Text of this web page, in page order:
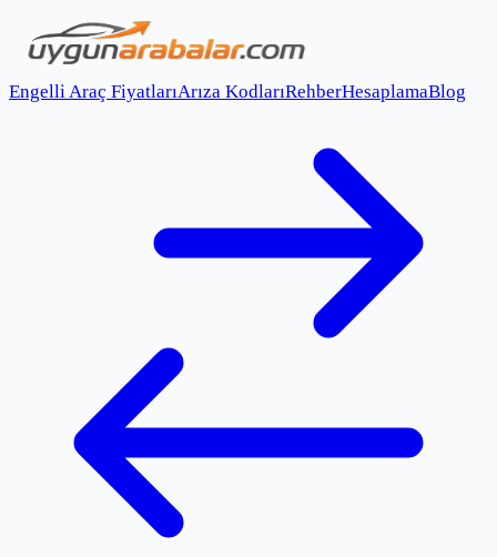
Engelli Araç FiyatlarıArıza KodlarıRehberHesaplamaBlog